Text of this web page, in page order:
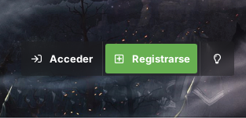
Acceder Registrarse